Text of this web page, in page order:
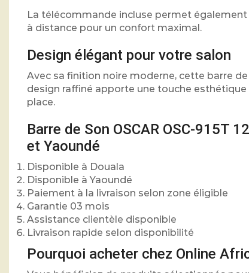
La télécommande incluse permet
à distance pour un confort maximal.
Design élégant pour votre salon
Avec sa finition noire moderne, cette barre
design raffiné apporte une touche
place.
Barre de Son OSCAR OSC-915T
et Yaoundé
Disponible à Douala
Disponible à Yaoundé
Paiement à la livraison selon zone éligible
Garantie 03 mois
Assistance clientèle disponible
Livraison rapide selon disponibilité
Pourquoi acheter chez Online